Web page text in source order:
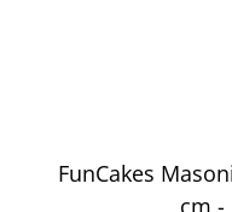
FunCakes
cm -